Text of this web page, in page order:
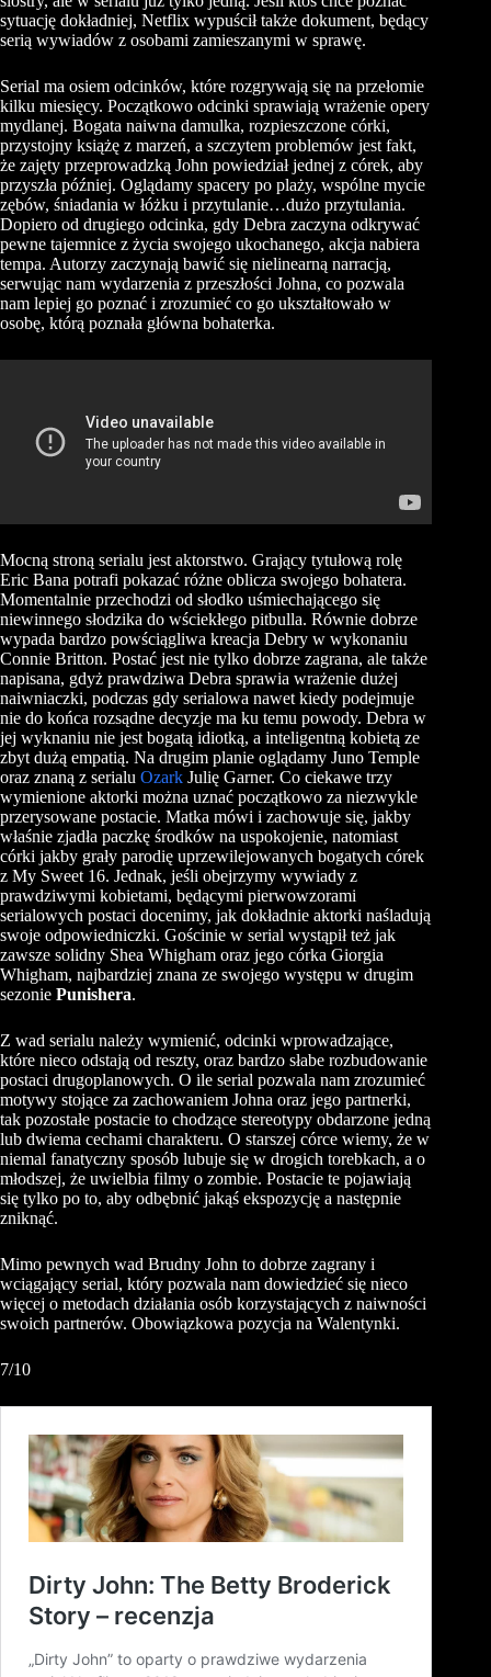
sytuację dokładniej, Netflix wypuścił także dokument, będący
serią wywiadów z osobami zamieszanymi w sprawę.
Serial ma osiem odcinków, które rozgrywają się na przełomie
kilku miesięcy. Początkowo odcinki sprawiają wrażenie opery
mydlanej. Bogata naiwna damulka, rozpieszczone córki,
przystojny książę z marzeń, a szczytem problemów jest fakt,
że zajęty przeprowadzką John powiedział jednej z córek, aby
przyszła później. Oglądamy spacery po plaży, wspólne mycie
zębów, śniadania w łóżku i przytulanie…dużo przytulania.
Dopiero od drugiego odcinka, gdy Debra zaczyna odkrywać
pewne tajemnice z życia swojego ukochanego, akcja nabiera
tempa. Autorzy zaczynają bawić się nielinearną narracją,
serwując nam wydarzenia z przeszłości Johna, co pozwala
nam lepiej go poznać i zrozumieć co go ukształtowało w
osobę, którą poznała główna bohaterka.
Mocną stroną serialu jest aktorstwo. Grający tytułową rolę
Eric Bana potrafi pokazać różne oblicza swojego bohatera.
Momentalnie przechodzi od słodko uśmiechającego się
niewinnego słodzika do wściekłego pitbulla. Równie dobrze
wypada bardzo powściągliwa kreacja Debry w wykonaniu
Connie Britton. Postać jest nie tylko dobrze zagrana, ale także
napisana, gdyż prawdziwa Debra sprawia wrażenie dużej
naiwniaczki, podczas gdy serialowa nawet kiedy podejmuje
nie do końca rozsądne decyzje ma ku temu powody. Debra w
jej wyknaniu nie jest bogatą idiotką, a inteligentną kobietą ze
zbyt dużą empatią. Na drugim planie oglądamy Juno Temple
oraz znaną z serialu Ozark Julię Garner. Co ciekawe trzy
wymienione aktorki można uznać początkowo za niezwykle
przerysowane postacie. Matka mówi i zachowuje się, jakby
właśnie zjadła paczkę środków na uspokojenie, natomiast
córki jakby grały parodię uprzewilejowanych bogatych córek
z My Sweet 16. Jednak, jeśli obejrzymy wywiady z
prawdziwymi kobietami, będącymi pierwowzorami
serialowych postaci docenimy, jak dokładnie aktorki naśladują
swoje odpowiedniczki. Gościnie w serial wystąpił też jak
zawsze solidny Shea Whigham oraz jego córka Giorgia
Whigham, najbardziej znana ze swojego występu w drugim
sezonie Punishera.
Z wad serialu należy wymienić, odcinki wprowadzające,
które nieco odstają od reszty, oraz bardzo słabe rozbudowanie
postaci drugoplanowych. O ile serial pozwala nam zrozumieć
motywy stojące za zachowaniem Johna oraz jego partnerki,
tak pozostałe postacie to chodzące stereotypy obdarzone jedną
lub dwiema cechami charakteru. O starszej córce wiemy, że w
niemal fanatyczny sposób lubuje się w drogich torebkach, a o
młodszej, że uwielbia filmy o zombie. Postacie te pojawiają
się tylko po to, aby odbębnić jakąś ekspozycję a następnie
zniknąć.
Mimo pewnych wad Brudny John to dobrze zagrany i
wciągający serial, który pozwala nam dowiedzieć się nieco
więcej o metodach działania osób korzystających z naiwności
swoich partnerów. Obowiązkowa pozycja na Walentynki.
7/10